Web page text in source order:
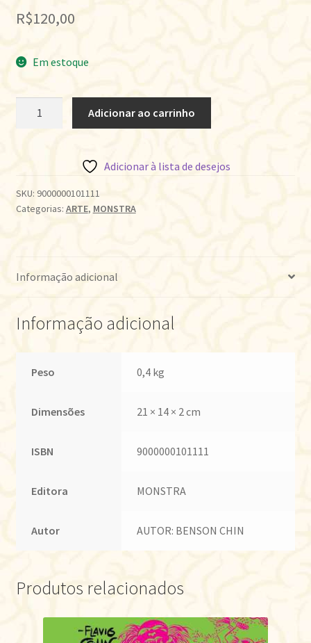
R$120,00
Em estoque
G
quantidade
Adicionar ao carrinho
Adicionar à lista de desejos
SKU: 9000000101111
Categorias: ARTE, MONSTRA
Informação adicional
Informação adicional
Peso 0,4 kg
Dimensões 21 × 14 × 2 cm
ISBN 9000000101111
Editora MONSTRA
Autor AUTOR: BENSON CHIN
Produtos relacionados